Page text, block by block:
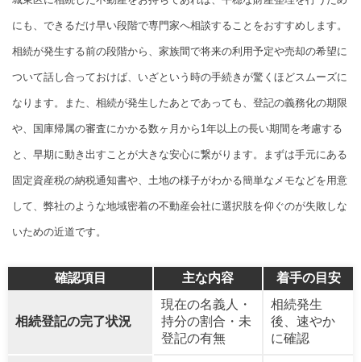
にも、できるだけ早い段階で専門家へ相談することをおすすめします。
相続が発生する前の段階から、家族間で将来の利用予定や売却の希望に
ついて話し合っておけば、いざという時の手続きが驚くほどスムーズに
なります。また、相続が発生したあとであっても、登記の義務化の期限
や、国庫帰属の審査にかかる数ヶ月から1年以上の長い期間を考慮する
と、早期に動き出すことが大きな安心に繋がります。まずは手元にある
固定資産税の納税通知書や、土地の様子がわかる簡単なメモなどを用意
して、弊社のような地域密着の不動産会社に選択肢を仰ぐのが失敗しな
いための近道です。
確認項目 主な内容 着手の目安
相続登記の完了状況
現在の名義人・
持分の割合・未
登記の有無
相続発生
後、速やか
に確認